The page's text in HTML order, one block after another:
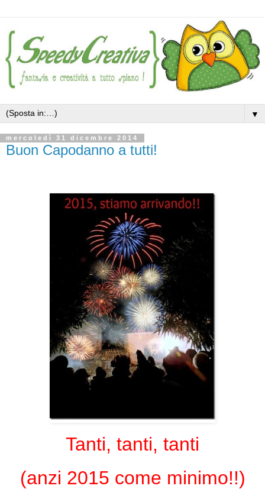
▼
mercoledì 31 dicembre 2014
Buon Capodanno a tutti!
Tanti, tanti, tanti
(anzi 2015 come minimo!!)